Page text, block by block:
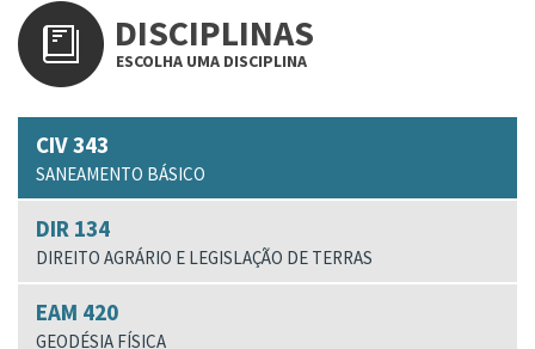
DISCIPLINAS
ESCOLHA UMA DISCIPLINA
CIV 343
SANEAMENTO BÁSICO
DIR 134
DIREITO AGRÁRIO E LEGISLAÇÃO DE TERRAS
EAM 420
GEODÉSIA FÍSICA